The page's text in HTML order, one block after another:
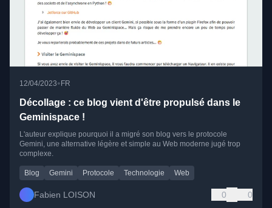
12/04/2023• FR
Décollage : ce blog vient d'être propulsé dans le
Geminispace !
L'auteur explique pourquoi il a migré son blog vers le protocole
Gemini, une alternative légère et simple au Web moderne jugé trop
complexe.
Blog Gemini Protocole Technologie Web
Fabien LOISON 0 0